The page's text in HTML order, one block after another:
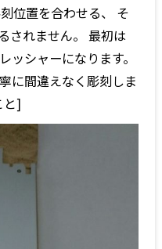
位置を合わせる、 そ
されません。 最初は
ッシャーになります。
に間違えなく彫刻しま
と]